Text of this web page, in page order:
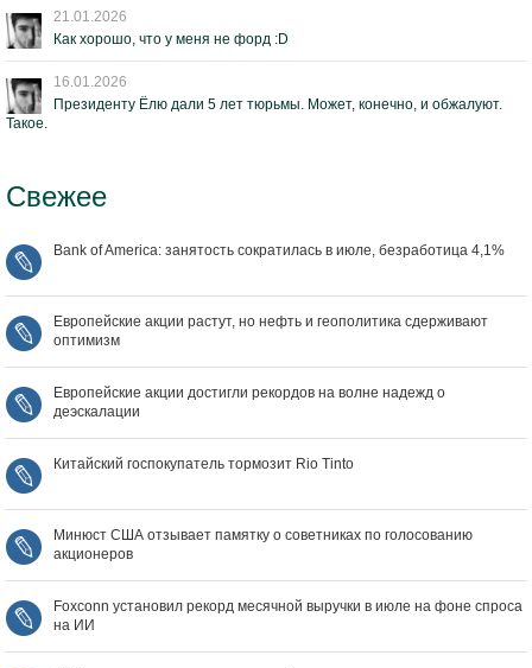
21.01.2026
Как хорошо, что у меня не форд :D
16.01.2026
Президенту Ёлю дали 5 лет тюрьмы. Может, конечно, и обжалуют.
Такое.
Свежее
Bank of America: занятость сократилась в июле, безработица 4,1%
Европейские акции растут, но нефть и геополитика сдерживают
оптимизм
Европейские акции достигли рекордов на волне надежд о
деэскалации
Китайский госпокупатель тормозит Rio Tinto
Минюст США отзывает памятку о советниках по голосованию
акционеров
Foxconn установил рекорд месячной выручки в июле на фоне спроса
на ИИ